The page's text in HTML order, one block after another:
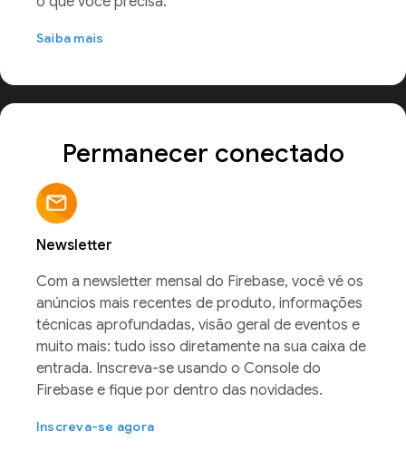
Saiba mais
Permanecer conectado
Newsletter
Com a newsletter mensal do Firebase, você vê os
anúncios mais recentes de produto, informações
técnicas aprofundadas, visão geral de eventos e
muito mais: tudo isso diretamente na sua caixa de
entrada. Inscreva-se usando o Console do
Firebase e fique por dentro das novidades.
Inscreva-se agora